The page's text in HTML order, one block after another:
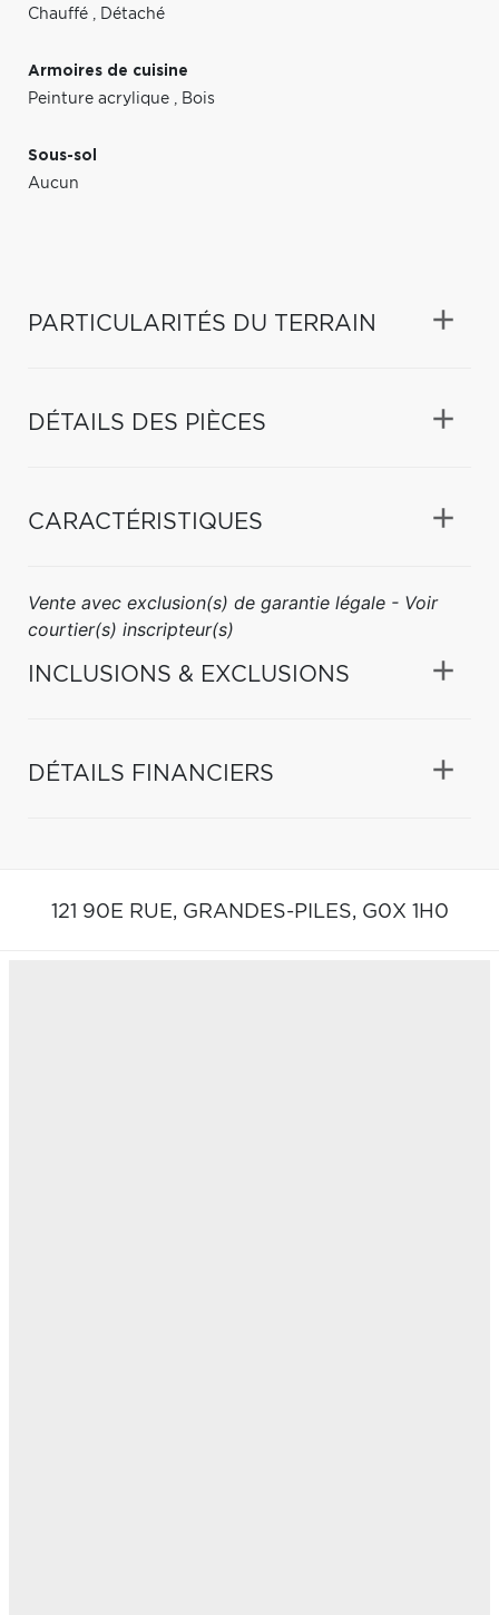
Chauffé , Détaché
Armoires de cuisine
Peinture acrylique , Bois
Sous-sol
Aucun
PARTICULARITÉS DU TERRAIN
DÉTAILS DES PIÈCES
CARACTÉRISTIQUES
Vente avec exclusion(s) de garantie légale - Voir
courtier(s) inscripteur(s)
INCLUSIONS & EXCLUSIONS
DÉTAILS FINANCIERS
121 90E RUE, GRANDES-PILES, G0X 1H0